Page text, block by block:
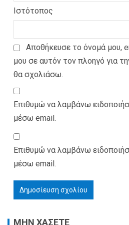
Ιστότοπος
Αποθήκευσε το όνομά μου,
μου σε αυτόν τον πλοηγό για
θα σχολιάσω.
Επιθυμώ να λαμβάνω
μέσω email.
Επιθυμώ να λαμβάνω
μέσω email.
ΜΗΝ ΧΑΣΕΤΕ